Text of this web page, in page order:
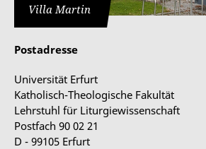
Villa Martin
Postadresse
Universität Erfurt
Katholisch-Theologische Fakultät
Lehrstuhl für Liturgiewissenschaft
Postfach 90 02 21
D - 99105 Erfurt